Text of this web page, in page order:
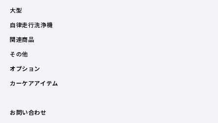
大型
自律走行洗浄機
関連商品
その他
オプション
カーケアアイテム
お問い合わせ